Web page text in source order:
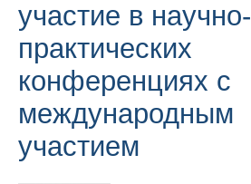
участие в научно-
практических
конференциях с
международным
участием